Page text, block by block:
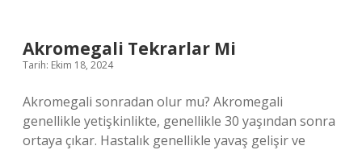
Akromegali Tekrarlar Mi
Tarih: Ekim 18, 2024
Akromegali sonradan olur mu? Akromegali
genellikle yetişkinlikte, genellikle 30 yaşından sonra
ortaya çıkar. Hastalık genellikle yavaş gelişir ve